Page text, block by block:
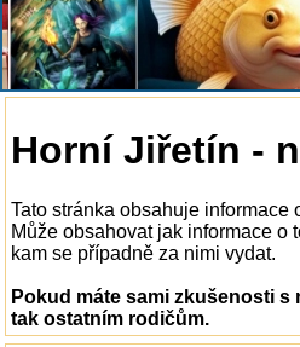
Horní Jiřetín -
Tato stránka obsahuje
Může obsahovat jak informace o
kam se případně za nimi vydat.
Pokud máte sami zkušenosti
tak ostatním rodičům.